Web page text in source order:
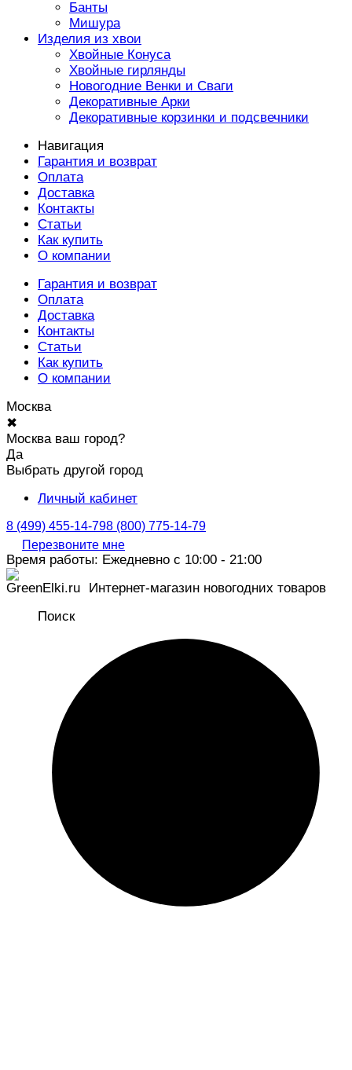
Банты
Мишура
Изделия из хвои
Хвойные Конуса
Хвойные гирлянды
Новогодние Венки и Сваги
Декоративные Арки
Декоративные корзинки и подсвечники
Навигация
Гарантия и возврат
Оплата
Доставка
Контакты
Статьи
Как купить
О компании
Гарантия и возврат
Оплата
Доставка
Контакты
Статьи
Как купить
О компании
Москва
✖
Москва ваш город?
Да
Выбрать другой город
Личный кабинет
8 (499) 455-14-798 (800) 775-14-79
Перезвоните мне
Время работы: Ежедневно с 10:00 - 21:00
Интернет-магазин новогодних товаров
Поиск